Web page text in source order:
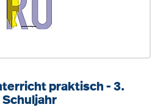
- 3.
Schuljahr